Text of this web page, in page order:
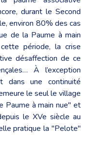
durant le Second
environ 80% des cas
de la Paume à main
période, la crise
désaffection de ce
À l’exception
dans une continuité
le seul le village
Paume à main nue" et
le XVe siècle au
pratique la "Pelote"